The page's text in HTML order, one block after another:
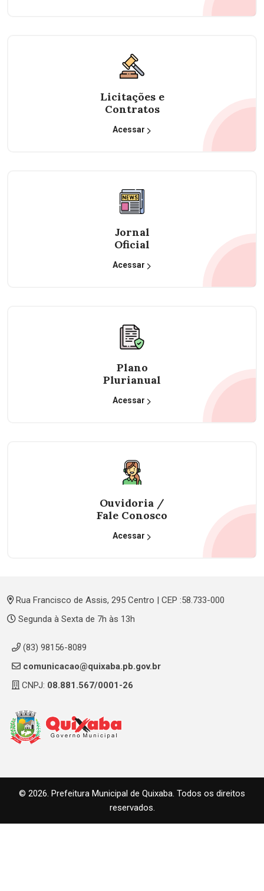
Licitações e
Contratos
Acessar
Jornal
Oficial
Acessar
Plano
Plurianual
Acessar
Ouvidoria /
Fale Conosco
Acessar
Rua Francisco de Assis, 295 Centro | CEP :58.733-000
Segunda à Sexta de 7h às 13h
(83) 98156-8089
comunicacao@quixaba.pb.gov.br
CNPJ: 08.881.567/0001-26
© 2026. Prefeitura Municipal de Quixaba. Todos os direitos
reservados.